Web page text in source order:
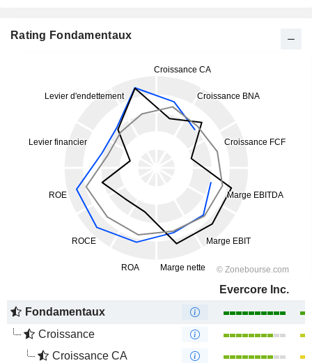
Rating Fondamentaux
Evercore Inc.
Fondamentaux
Croissance
Croissance CA